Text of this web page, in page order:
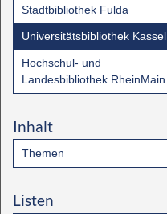
Stadtbibliothek Fulda
Universitätsbibliothek Kassel
Hochschul- und
Landesbibliothek RheinMain
Inhalt
Themen
Listen